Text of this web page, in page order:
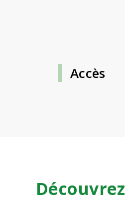
Accès
Découvrez